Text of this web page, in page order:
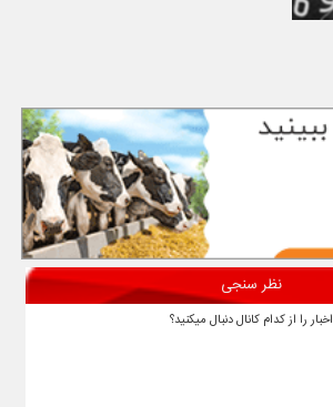
نظر سنجی
اخبار را از کدام کانال دنبال میکنید؟